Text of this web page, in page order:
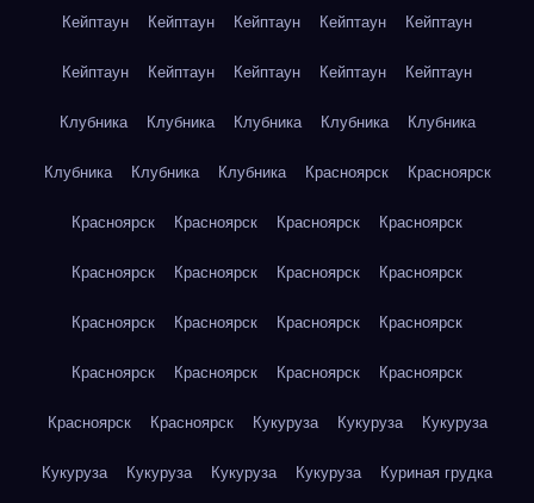
Кейптаун Кейптаун Кейптаун Кейптаун Кейптаун
Кейптаун Кейптаун Кейптаун Кейптаун Кейптаун
Клубника Клубника Клубника Клубника Клубника
Клубника Клубника Клубника Красноярск Красноярск
Красноярск Красноярск Красноярск Красноярск
Красноярск Красноярск Красноярск Красноярск
Красноярск Красноярск Красноярск Красноярск
Красноярск Красноярск Красноярск Красноярск
Красноярск Красноярск Кукуруза Кукуруза Кукуруза
Кукуруза Кукуруза Кукуруза Кукуруза Куриная грудка